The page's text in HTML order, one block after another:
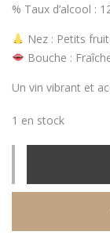
% Taux d’alcool :
Nez: Petits
Bouche :
Un vin vibrant et
1 en stock